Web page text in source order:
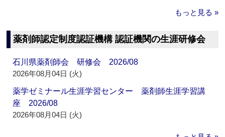
もっと見る »
薬剤師認定制度認証機構 認証機関の生涯研修会
石川県薬剤師会 研修会 2026/08
2026年08月04日 (火)
薬学ゼミナール生涯学習センター 薬剤師生涯学習講
座 2026/08
2026年08月04日 (火)